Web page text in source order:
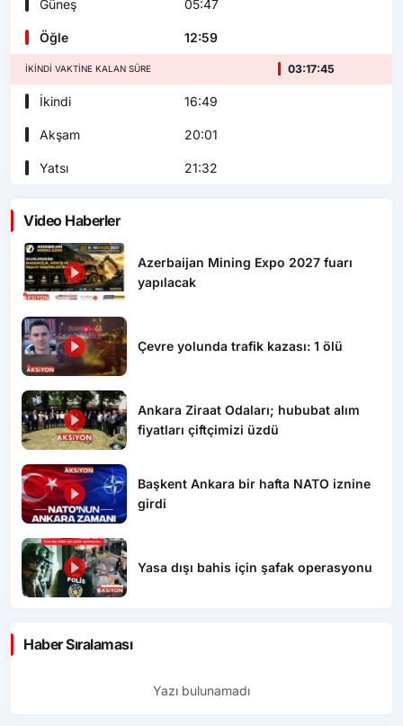
Güneş 05:47
Öğle 12:59
İKINDI VAKTINE KALAN SÜRE 03:17:43
İkindi 16:49
Akşam 20:01
Yatsı 21:32
Video Haberler
Azerbaijan Mining Expo 2027 fuarı
yapılacak
Çevre yolunda trafik kazası: 1 ölü
Ankara Ziraat Odaları; hububat alım
fiyatları çiftçimizi üzdü
Başkent Ankara bir hafta NATO iznine
girdi
Yasa dışı bahis için şafak operasyonu
Haber Sıralaması
Yazı bulunamadı